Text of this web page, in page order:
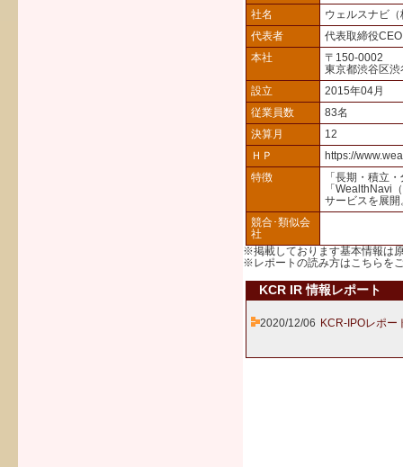
社名
ウェルスナビ
代表者
代表取締役
本社
〒150-0002
東京都渋谷区
設立
2015年04月
従業員数
83名
決算月
12
ＨＰ
https://
特徴
「長期・積立
「WealthNavi
サービスを展
競合･類似会
社
※掲載しております基本情報は
※レポートの読み方はこちら を
KCR IR 情報レポート
2020/12/06 KCR-IPOレポー